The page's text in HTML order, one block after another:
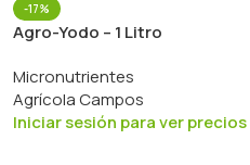
-17%
Agro-Yodo – 1 Litro
Micronutrientes
Agrícola Campos
Iniciar sesión para ver precios